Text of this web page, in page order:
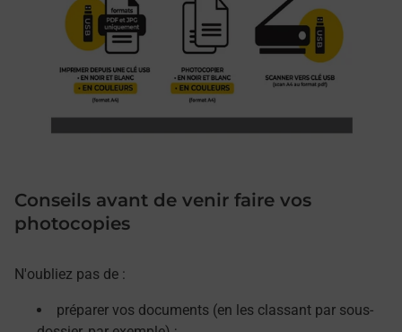
Conseils avant de venir faire vos
photocopies
N'oubliez pas de :
préparer vos documents (en les classant par sous-